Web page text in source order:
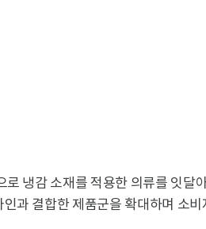
냉감 소재를 적용한 의류를 잇달
과 결합한 제품군을 확대하며 소비